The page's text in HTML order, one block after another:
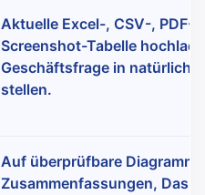
Aktuelle Excel-, CSV-, PDF-
Screenshot-Tabelle
Geschäftsfrage in
stellen.
Auf überprüfbare
Zusammenfassungen,